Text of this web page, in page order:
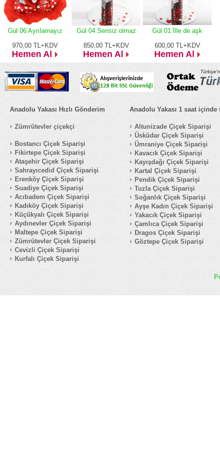
Gül 06 Ayrılamayız
970,00 TL+KDV
Hemen Al
Gül 04 Sensiz olmaz
850,00 TL+KDV
Hemen Al
Gül 01 İlle de aşk
600,00 TL+KDV
Hemen Al
Anadolu Yakası Hızlı Gönderim
Zümrütevler çiçekçi
Bostancı Çiçek Siparişi
Fikirtepe Çiçek Siparişi
Ataşehir Çiçek Siparişi
Sahrayıcedid Çiçek Siparişi
Erenköy Çiçek Siparişi
Suadiye Çiçek Siparişi
Acıbadem Çiçek Siparişi
Kadıköy Çiçek Siparişi
Küçükyalı Çiçek Siparişi
Aydınevler Çiçek Siparişi
Maltepe Çiçek Siparişi
Zümrütevler Çiçek Siparişi
Cevizli Çiçek Siparişi
Kurfalı Çiçek Siparişi
Anadolu Yakası 1 saat içinde
Altunizade Çiçek Siparişi
Üsküdar Çiçek Siparişi
Ümraniye Çiçek Siparişi
Kavacık Çiçek Siparişi
Kayışdağı Çiçek Siparişi
Kartal Çiçek Siparişi
Pendik Çiçek Siparişi
Tuzla Çiçek Siparişi
Soğanlık Çiçek Siparişi
Ayşe Kadın Çiçek Siparişi
Yakacık Çiçek Siparişi
Çamlıca Çiçek Siparişi
Dragos Çiçek Siparişi
Göztepe Çiçek Siparişi